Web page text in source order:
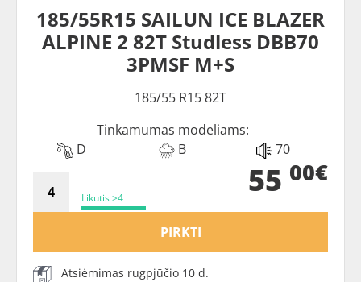
185/55R15 SAILUN ICE BLAZER
ALPINE 2 82T Studless DBB70
3PMSF M+S
185/55 R15 82T
Tinkamumas modeliams:
D
B 70
Likutis >4 55 00€
PIRKTI
Atsiėmimas rugpjūčio 10 d.